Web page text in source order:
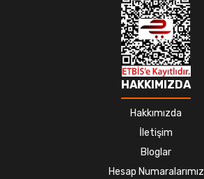
HAKKIMIZDA
Hakkımızda
İletişim
Bloglar
Hesap Numaralarımız